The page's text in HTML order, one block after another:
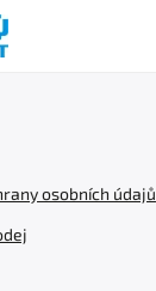
osobních údajů